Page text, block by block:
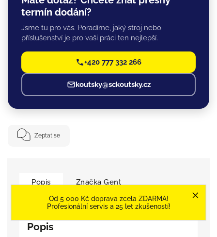
Od 5 000 Kč doprava zcela ZDARMA!
Profesionální servis a 25 let zkušeností!
termín dodání?
Jsme tu pro vás. Poradíme, jaký stroj nebo
příslušenství je pro vaši práci ten nejlepší.
+420 777 332 266
koutsky@sckoutsky.cz
Zeptat se
Popis Značka Gent
Detailní popis produktu
Popis